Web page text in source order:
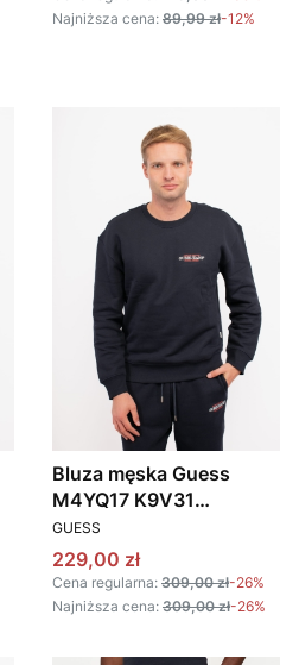
Najniższa cena: 89,99 zł-12%
Bluza męska Guess
M4YQ17 K9V31
granatowy
PRODUCENT
GUESS
Cena promocyjna
229,00 zł
Cena regularna: 309,00 zł-26%
Najniższa cena: 309,00 zł-26%